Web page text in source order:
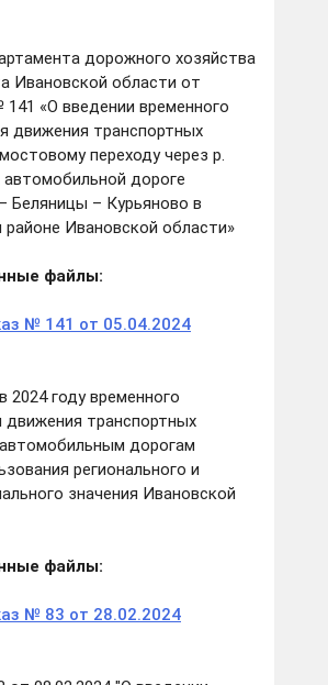
дорожного хозяйства
Ивановской области от
141 «О введении временного
движения транспортных
переходу через р.
автомобильной дороге
Беляницы – Курьяново в
Ивановской области»
файлы:
№ 141 от 05.04.2024
2024 году временного
движения транспортных
дорогам
регионального и
значения Ивановской
файлы:
№ 83 от 28.02.2024